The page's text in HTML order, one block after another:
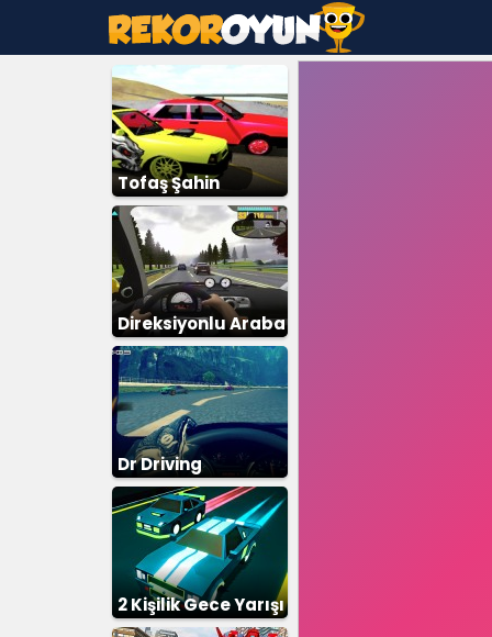
Tofaş Şahin
Direksiyonlu Araba
Yarışı
Dr Driving
2 Kişilik Gece Yarışı